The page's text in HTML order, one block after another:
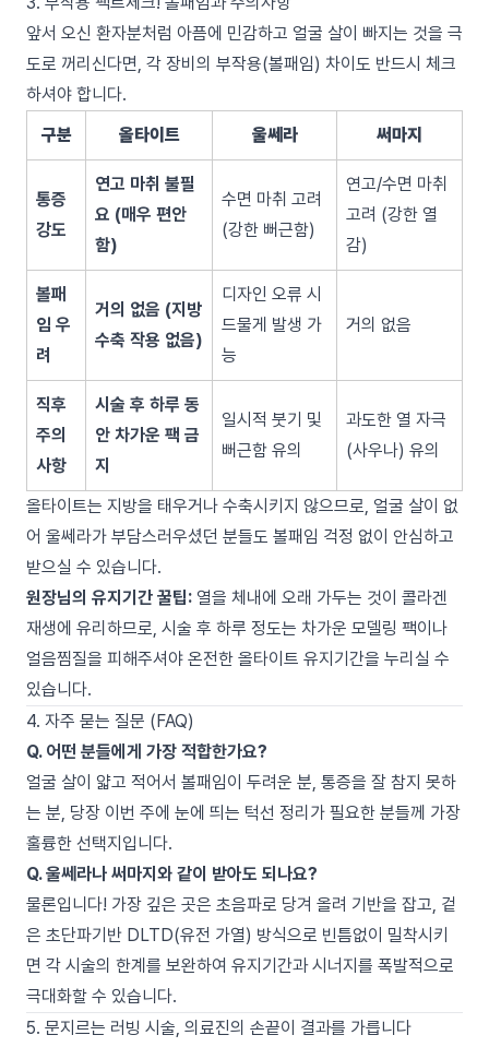
앞서 오신 환자분처럼 아픔에 민감하고 얼굴 살이 빠지는 것을 극
도로 꺼리신다면, 각 장비의 부작용(볼패임) 차이도 반드시 체크
하셔야 합니다.
구분
올타이트 울쎄라 써마지
통증
강도
연고 마취 불필
요 (매우 편안
함)
수면 마취 고려
(강한 뻐근함)
연고/수면 마취
고려 (강한 열
감)
볼패
임 우
려
거의 없음 (지방
수축 작용 없음)
디자인 오류 시
드물게 발생 가
능
거의 없음
직후
주의
사항
시술 후 하루 동
안 차가운 팩 금
지
일시적 붓기 및
뻐근함 유의
과도한 열 자극
(사우나) 유의
올타이트는 지방을 태우거나 수축시키지 않으므로, 얼굴 살이 없
어 울쎄라가 부담스러우셨던 분들도 볼패임 걱정 없이 안심하고
받으실 수 있습니다.
원장님의 유지기간 꿀팁: 열을 체내에 오래 가두는 것이 콜라겐
재생에 유리하므로, 시술 후 하루 정도는 차가운 모델링 팩이나
얼음찜질을 피해주셔야 온전한 올타이트 유지기간을 누리실 수
있습니다.
4. 자주 묻는 질문 (FAQ)
Q. 어떤 분들에게 가장 적합한가요?
얼굴 살이 얇고 적어서 볼패임이 두려운 분, 통증을 잘 참지 못하
는 분, 당장 이번 주에 눈에 띄는 턱선 정리가 필요한 분들께 가장
훌륭한 선택지입니다.
Q. 울쎄라나 써마지와 같이 받아도 되나요?
물론입니다! 가장 깊은 곳은 초음파로 당겨 올려 기반을 잡고, 겉
은 초단파기반 DLTD(유전 가열) 방식으로 빈틈없이 밀착시키
면 각 시술의 한계를 보완하여 유지기간과 시너지를 폭발적으로
극대화할 수 있습니다.
5. 문지르는 러빙 시술, 의료진의 손끝이 결과를 가릅니다